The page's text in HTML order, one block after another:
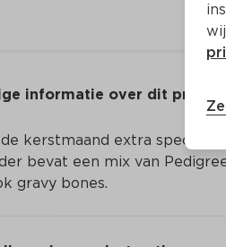
informatie over dit product
kerstmaand extra speciaal
bevat een mix van